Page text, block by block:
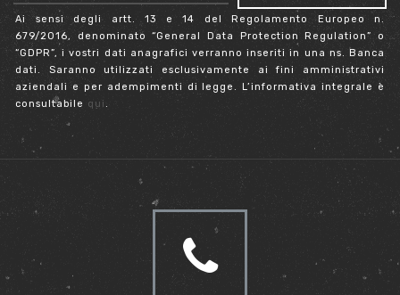
Ai sensi degli artt. 13 e 14 del Regolamento Europeo n.
679/2016, denominato “General Data Protection Regulation” o
“GDPR”, i vostri dati anagrafici verranno inseriti in una ns. Banca
dati. Saranno utilizzati esclusivamente ai fini amministrativi
aziendali e per adempimenti di legge. L’informativa integrale è
consultabile qui .